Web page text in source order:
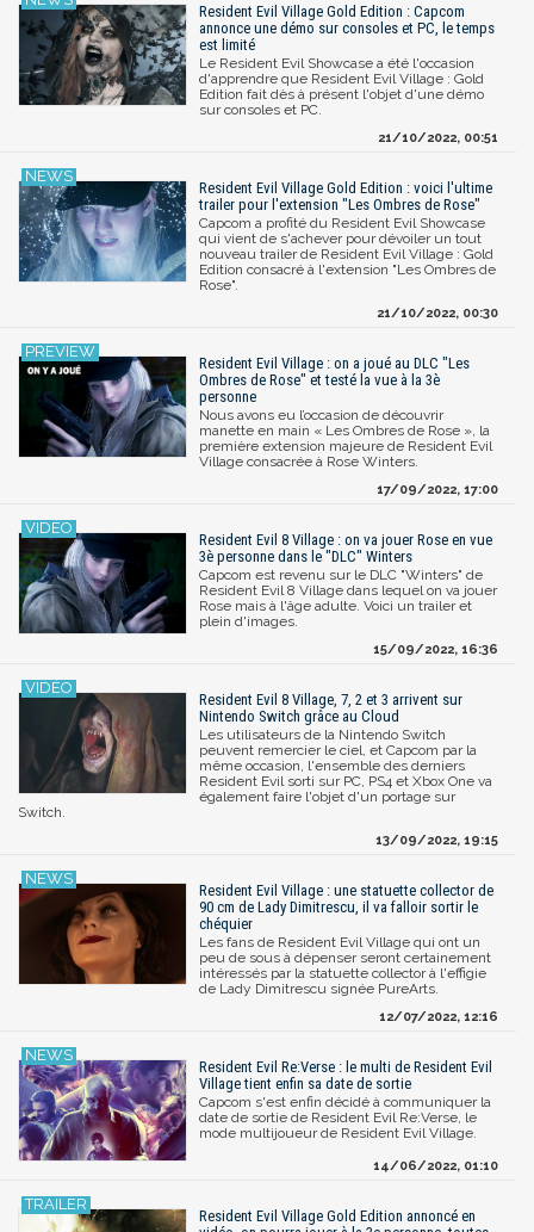
Resident Evil Village Gold Edition : Capcom
annonce une démo sur consoles et PC, le temps
est limité
Le Resident Evil Showcase a été l'occasion
d'apprendre que Resident Evil Village : Gold
Edition fait dès à présent l'objet d'une démo
sur consoles et PC.
21/10/2022, 00:51
Resident Evil Village Gold Edition : voici l'ultime
trailer pour l'extension "Les Ombres de Rose"
Capcom a profité du Resident Evil Showcase
qui vient de s'achever pour dévoiler un tout
nouveau trailer de Resident Evil Village : Gold
Edition consacré à l'extension "Les Ombres de
Rose".
21/10/2022, 00:30
Resident Evil Village : on a joué au DLC "Les
Ombres de Rose" et testé la vue à la 3è
personne
Nous avons eu l’occasion de découvrir
manette en main « Les Ombres de Rose », la
première extension majeure de Resident Evil
Village consacrée à Rose Winters.
17/09/2022, 17:00
Resident Evil 8 Village : on va jouer Rose en vue
3è personne dans le "DLC" Winters
Capcom est revenu sur le DLC "Winters" de
Resident Evil 8 Village dans lequel on va jouer
Rose mais à l'âge adulte. Voici un trailer et
plein d'images.
15/09/2022, 16:36
Resident Evil 8 Village, 7, 2 et 3 arrivent sur
Nintendo Switch grâce au Cloud
Les utilisateurs de la Nintendo Switch
peuvent remercier le ciel, et Capcom par la
même occasion, l'ensemble des derniers
Resident Evil sorti sur PC, PS4 et Xbox One va
également faire l'objet d'un portage sur
Switch.
13/09/2022, 19:15
Resident Evil Village : une statuette collector de
90 cm de Lady Dimitrescu, il va falloir sortir le
chéquier
Les fans de Resident Evil Village qui ont un
peu de sous à dépenser seront certainement
intéressés par la statuette collector à l'effigie
de Lady Dimitrescu signée PureArts.
12/07/2022, 12:16
Resident Evil Re:Verse : le multi de Resident Evil
Village tient enfin sa date de sortie
Capcom s'est enfin décidé à communiquer la
date de sortie de Resident Evil Re:Verse, le
mode multijoueur de Resident Evil Village.
14/06/2022, 01:10
Resident Evil Village Gold Edition annoncé en